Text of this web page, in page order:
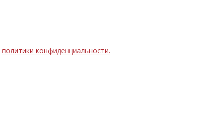
политики конфиденциальности.